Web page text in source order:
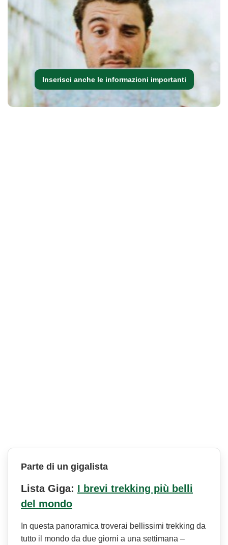
Inserisci anche le informazioni importanti
Parte di un gigalista
Lista Giga: I brevi trekking più belli
del mondo
In questa panoramica troverai bellissimi trekking da
tutto il mondo da due giorni a una settimana –